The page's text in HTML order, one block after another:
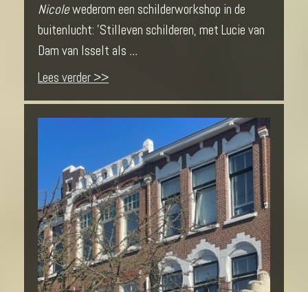
Nicolewederom een schilderworkshop in de
buitenlucht: 'Stilleven schilderen, met Lucie van
Dam van Isselt als ...
Lees verder >>